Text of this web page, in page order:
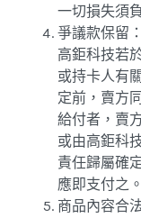
一切損失須
爭議款保留：
高鉅科技若
或持卡人有
定前，賣方
給付者，賣
或由高鉅科
責任歸屬確
應即支付之。
商品內容合